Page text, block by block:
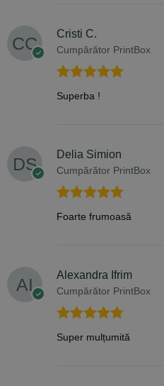
Cristi C.
Cumpărător PrintBox
Evaluat la
din 5
Superba !
Delia Simion
Cumpărător PrintBox
Evaluat la
din 5
Foarte frumoasă
Alexandra Ifrim
Cumpărător PrintBox
Evaluat la
din 5
Super mulțumită